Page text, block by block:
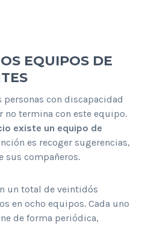
EQUIPOS DE
personas con discapacidad
no termina con este equipo.
existe un equipo de
es recoger sugerencias,
sus compañeros.
un total de veintidós
en ocho equipos. Cada uno
de forma periódica,